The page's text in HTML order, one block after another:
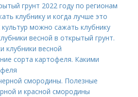
грунт 2022 году по регионам
клубнику и когда лучше это
культур можно сажать клубнику
весной в открытый грунт.
клубники весной
сорта картофеля. Какими
смородины. Полезные
и красной смородины